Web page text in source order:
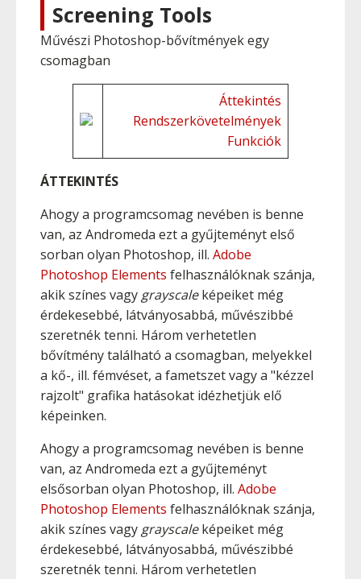
Screening Tools
Művészi Photoshop-bővítmények egy
csomagban
Áttekintés
Rendszerkövetelmények
Funkciók
ÁTTEKINTÉS
Ahogy a programcsomag nevében is benne
van, az Andromeda ezt a gyűjteményt első
sorban olyan Photoshop, ill. Adobe
Photoshop Elements felhasználóknak szánja,
akik színes vagy grayscaleképeiket még
érdekesebbé, látványosabbá, művészibbé
szeretnék tenni. Három verhetetlen
bővítmény található a csomagban, melyekkel
a kő-, ill. fémvéset, a fametszet vagy a "kézzel
rajzolt" grafika hatásokat idézhetjük elő
képeinken.
Ahogy a programcsomag nevében is benne
van, az Andromeda ezt a gyűjteményt
elsősorban olyan Photoshop, ill. Adobe
Photoshop Elements felhasználóknak szánja,
akik színes vagy grayscaleképeiket még
érdekesebbé, látványosabbá, művészibbé
szeretnék tenni. Három verhetetlen